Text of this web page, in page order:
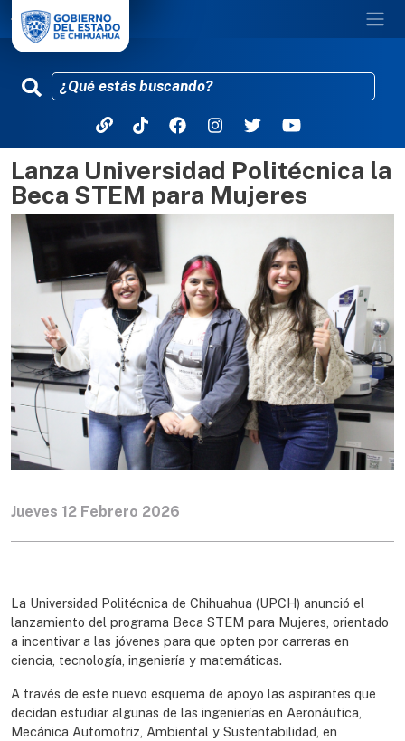
Pasar al contenido principal
Lanza Universidad Politécnica la
Beca STEM para Mujeres
Jueves 12 Febrero 2026
La Universidad Politécnica de Chihuahua (UPCH) anunció el
lanzamiento del programa Beca STEM para Mujeres, orientado
a incentivar a las jóvenes para que opten por carreras en
ciencia, tecnología, ingeniería y matemáticas.
A través de este nuevo esquema de apoyo las aspirantes que
decidan estudiar algunas de las ingenierías en Aeronáutica,
Mecánica Automotriz, Ambiental y Sustentabilidad, en